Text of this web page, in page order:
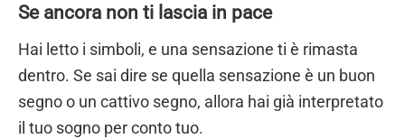
Se ancora non ti lascia in pace
Hai letto i simboli, e una sensazione ti è rimasta
dentro. Se sai dire se quella sensazione è un buon
segno o un cattivo segno, allora hai già interpretato
il tuo sogno per conto tuo.